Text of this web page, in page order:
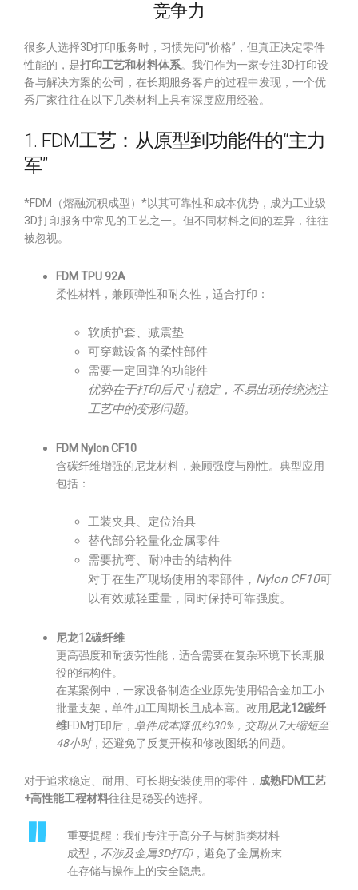
竞争力
很多人选择3D打印服务时，习惯先问“价格”，但真正决定零件
性能的，是打印工艺和材料体系。我们作为一家专注3D打印设
备与解决方案的公司，在长期服务客户的过程中发现，一个优
秀厂家往往在以下几类材料上具有深度应用经验。
1. FDM工艺：从原型到功能件的“主力
军”
*FDM（熔融沉积成型）*以其可靠性和成本优势，成为工业级
3D打印服务中常见的工艺之一。但不同材料之间的差异，往往
被忽视。
FDM TPU 92A
柔性材料，兼顾弹性和耐久性，适合打印：
软质护套、减震垫
可穿戴设备的柔性部件
需要一定回弹的功能件
优势在于打印后尺寸稳定，不易出现传统浇注
工艺中的变形问题。
FDM Nylon CF10
含碳纤维增强的尼龙材料，兼顾强度与刚性。典型应用
包括：
工装夹具、定位治具
替代部分轻量化金属零件
需要抗弯、耐冲击的结构件
对于在生产现场使用的零部件， Nylon CF10可
以有效减轻重量，同时保持可靠强度。
尼龙12碳纤维
更高强度和耐疲劳性能，适合需要在复杂环境下长期服
役的结构件。
在某案例中，一家设备制造企业原先使用铝合金加工小
批量支架，单件加工周期长且成本高。改用 尼龙12碳纤
维FDM打印后， 单件成本降低约30%，交期从7天缩短至
48小时，还避免了反复开模和修改图纸的问题。
对于追求稳定、耐用、可长期安装使用的零件， 成熟FDM工艺
+高性能工程材料往往是稳妥的选择。
重要提醒：我们专注于高分子与树脂类材料
成型， 不涉及金属3D打印，避免了金属粉末
在存储与操作上的安全隐患。